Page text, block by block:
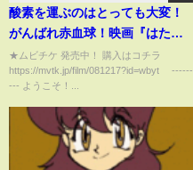
酸素を運ぶのはとっても大変！
がんばれ赤血球！映画『はたら
く細胞』2024年12月13日（金）
公開
★ムビチケ 発売中！ 購入はコチラ
https://mvtk.jp/film/081217?id=wbyt ------
--- ようこそ！...